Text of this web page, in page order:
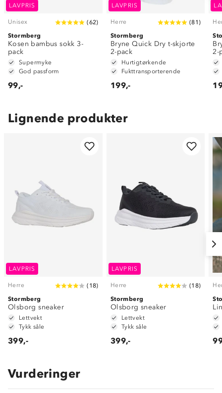
LAVPRIS
Unisex (62)
Stormberg
Kosen bambus sokk 3-
pack
Supermyke
God passform
99,-
LAVPRIS
Herre (81 )
Stormberg
Bryne Quick Dry t-skjorte
2-pack
Hurtigtørkende
Fukttransporterende
199,-
2-
Lignende produkter
LAVPRIS
Herre ( 18)
Stormberg
Olsborg sneaker
Lettvekt
Tykk såle
399,-
LAVPRIS
Herre (18)
Stormberg
Olsborg sneaker
Lettvekt
Tykk såle
399,-
Vurderinger